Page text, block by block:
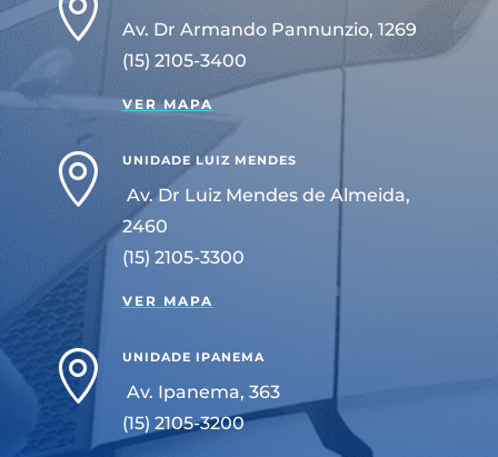

Av. Dr Armando Pannunzio, 1269
(15) 2105-3400
VER MAPA
 UNIDADE LUIZ MENDES
Av. Dr Luiz Mendes de Almeida,
2460
(15) 2105-3300
VER MAPA
 UNIDADE IPANEMA
Av. Ipanema, 363
(15) 2105-3200